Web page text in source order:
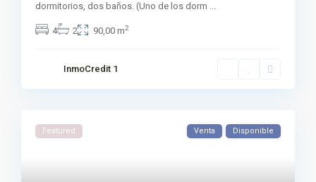
dormitorios, dos baños. (Uno de los dorm ...
4 2 90,00 m2
InmoCredit 1
Featured Venta Disponible